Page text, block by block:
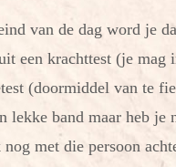
van de dag word je
een krachttest (je mag
(doormiddel van te
lekke band maar heb
nog met die persoon